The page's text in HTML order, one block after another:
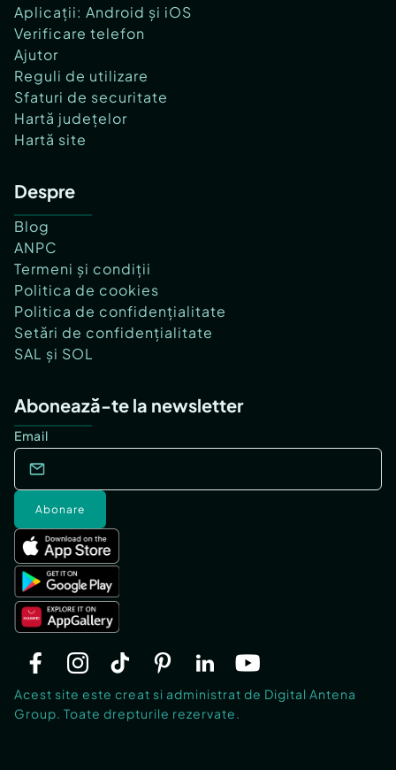
Aplicații: Android și iOS
Verificare telefon
Ajutor
Reguli de utilizare
Sfaturi de securitate
Hartă județelor
Hartă site
Despre
Blog
ANPC
Termeni și condiții
Politica de cookies
Politica de confidențialitate
Setări de confidențialitate
SAL și SOL
Abonează-te la newsletter
Email
Abonare
Acest site este creat si administrat de Digital Antena
Group. Toate drepturile rezervate.